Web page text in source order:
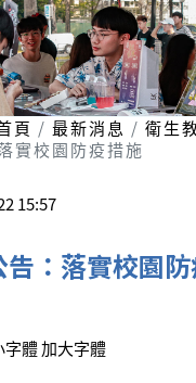
頁 最新消息
衛生
實校園防疫措施
15:57
：落實校園
字體加大字體